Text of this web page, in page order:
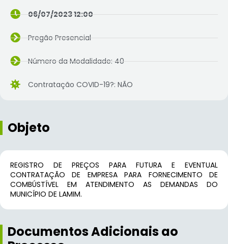
06/07/2023 12:00
Pregão Presencial
Número da Modalidade: 40
Contratação COVID-19?: NÃO
Objeto
REGISTRO DE PREÇOS PARA FUTURA E EVENTUAL
CONTRATAÇÃO DE EMPRESA PARA FORNECIMENTO DE
COMBÚSTÍVEL EM ATENDIMENTO AS DEMANDAS DO
MUNICÍPIO DE LAMIM.
Documentos Adicionais ao